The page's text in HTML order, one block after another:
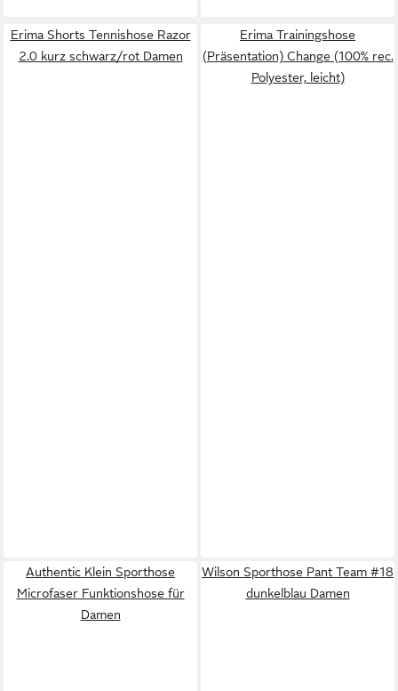
Erima Shorts Tennishose Razor
2.0 kurz schwarz/rot Damen
Erima Trainingshose
(Präsentation) Change (100% rec.
Polyester, leicht)
Authentic Klein Sporthose
Microfaser Funktionshose für
Damen
Wilson Sporthose Pant Team #18
dunkelblau Damen